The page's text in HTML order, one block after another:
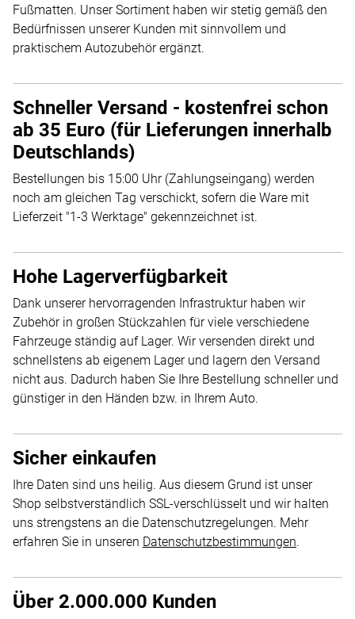
Fußmatten. Unser Sortiment haben wir stetig gemäß den
Bedürfnissen unserer Kunden mit sinnvollem und
praktischem Autozubehör ergänzt.
Schneller Versand - kostenfrei schon
ab 35 Euro (für Lieferungen innerhalb
Deutschlands)
Bestellungen bis 15:00 Uhr (Zahlungseingang) werden
noch am gleichen Tag verschickt, sofern die Ware mit
Lieferzeit "1-3 Werktage" gekennzeichnet ist.
Hohe Lagerverfügbarkeit
Dank unserer hervorragenden Infrastruktur haben wir
Zubehör in großen Stückzahlen für viele verschiedene
Fahrzeuge ständig auf Lager. Wir versenden direkt und
schnellstens ab eigenem Lager und lagern den Versand
nicht aus. Dadurch haben Sie Ihre Bestellung schneller und
günstiger in den Händen bzw. in Ihrem Auto.
Sicher einkaufen
Ihre Daten sind uns heilig. Aus diesem Grund ist unser
Shop selbstverständlich SSL-verschlüsselt und wir halten
uns strengstens an die Datenschutzregelungen. Mehr
erfahren Sie in unseren Datenschutzbestimmungen.
Über 2.000.000 Kunden